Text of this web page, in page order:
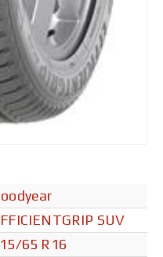
SUV
65 R16